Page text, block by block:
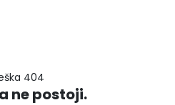
404
ne postoji.